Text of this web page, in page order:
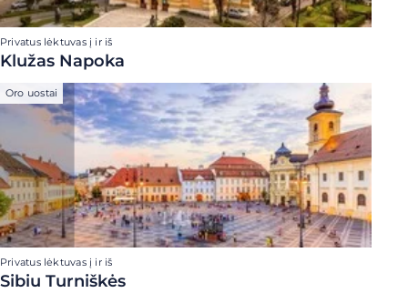
Privatus lėktuvas į ir iš
Klužas Napoka
Oro uostai
Privatus lėktuvas į ir iš
Sibiu Turniškės